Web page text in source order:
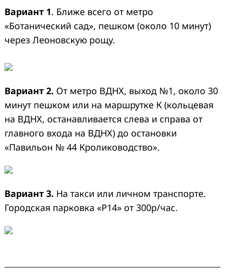
Вариант 1. Ближе всего от метро
«Ботанический сад», пешком (около 10 минут)
через Леоновскую рощу.
Вариант 2. От метро ВДНХ, выход №1, около 30
минут пешком или на маршрутке К (кольцевая
на ВДНХ, останавливается слева и справа от
главного входа на ВДНХ) до остановки
«Павильон № 44 Кролиководство».
Вариант 3. На такси или личном транспорте.
Городская парковка «Р14» от 300р/час.